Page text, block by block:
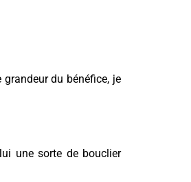
grandeur du bénéfice, je
une sorte de bouclier